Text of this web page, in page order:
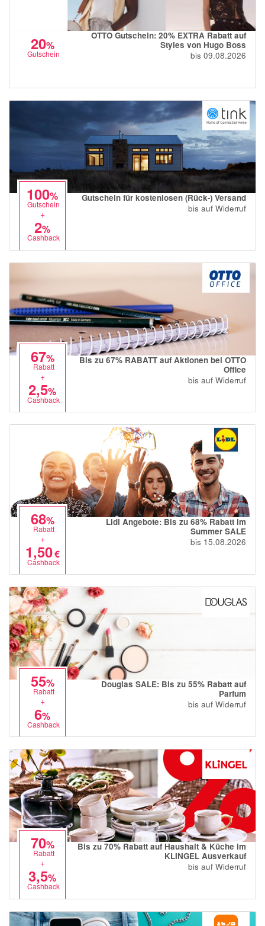
20%
Gutschein
OTTO Gutschein: 20% EXTRA Rabatt auf
Styles von Hugo Boss
bis 09.08.2026
100%
Gutschein
+
2%
Cashback
Gutschein für kostenlosen (Rück-) Versand
bis auf Widerruf
67%
Rabatt
+
2,5%
Cashback
Bis zu 67% RABATT auf Aktionen bei OTTO
Office
bis auf Widerruf
68%
Rabatt
+
1,50€
Cashback
Lidl Angebote: Bis zu 68% Rabatt im
Summer SALE
bis 15.08.2026
55%
Rabatt
+
6%
Cashback
Douglas SALE: Bis zu 55% Rabatt auf
Parfum
bis auf Widerruf
70%
Rabatt
+
3,5%
Cashback
Bis zu 70% Rabatt auf Haushalt & Küche im
KLINGEL Ausverkauf
bis auf Widerruf